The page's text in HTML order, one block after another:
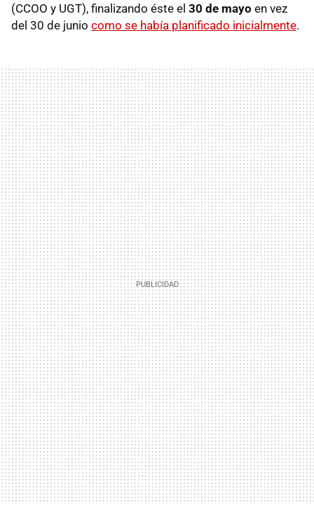
(CCOO y UGT), finalizando éste el 30 de mayo en vez
del 30 de junio como se había planificado inicialmente.